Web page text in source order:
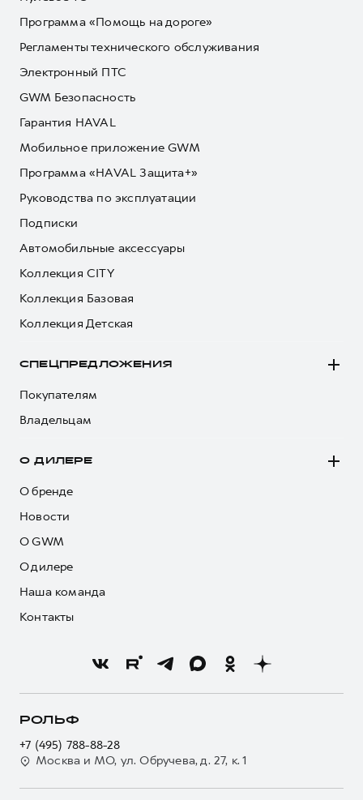
Программа «Помощь на дороге»
Регламенты технического обслуживания
Электронный ПТС
GWM Безопасность
Гарантия HAVAL
Мобильное приложение GWM
Программа «HAVAL Защита+»
Руководства по эксплуатации
Подписки
Автомобильные аксессуары
Коллекция CITY
Коллекция Базовая
Коллекция Детская
СПЕЦПРЕДЛОЖЕНИЯ
Покупателям
Владельцам
О ДИЛЕРЕ
О бренде
Новости
О GWM
О дилере
Наша команда
Контакты
РОЛЬФ
+7 (495) 788-88-28
Москва и МО, ул. Обручева, д. 27, к. 1